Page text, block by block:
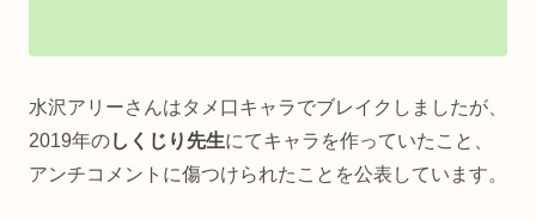
水沢アリーさんはタメ口キャラでブレイクしましたが、
2019年のしくじり先生にてキャラを作っていたこと、
アンチコメントに傷つけられたことを公表しています。